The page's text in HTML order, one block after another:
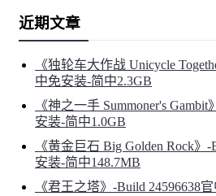
拓展业务，签署赞助协议，
近期文章
《独轮车大作战 Unicycle
中免安装-简中2.3GB
《神之一手 Summoner's
安装-简中1.0GB
《黄金巨石 Big Golden Rock》
安装-简中148.7MB
《君王之塔》-Build 24596638